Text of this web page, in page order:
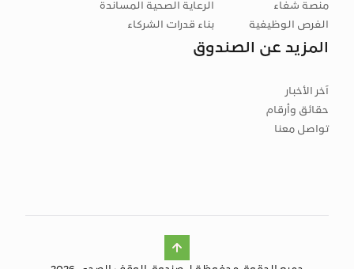
منصة شفاء
الفرص الوظيفية
الرعاية الصحية المساندة
بناء قدرات الشركاء
المزيد عن الصندوق
آخر الأخبار
حقائق وأرقام
تواصل معنا